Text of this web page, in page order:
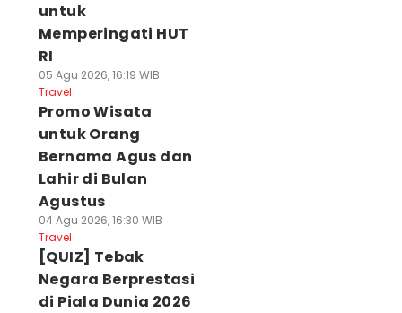
untuk
Memperingati HUT
RI
05 Agu 2026, 16:19 WIB
Travel
Promo Wisata
untuk Orang
Bernama Agus dan
Lahir di Bulan
Agustus
04 Agu 2026, 16:30 WIB
Travel
[QUIZ] Tebak
Negara Berprestasi
di Piala Dunia 2026